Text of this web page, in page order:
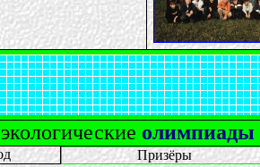
олимпиады
Призёры